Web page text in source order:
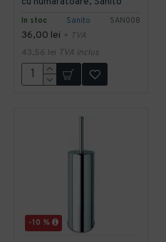
In stoc Sanito SAN008
36,00 lei + TVA
43,56 lei TVA inclus
-10 %